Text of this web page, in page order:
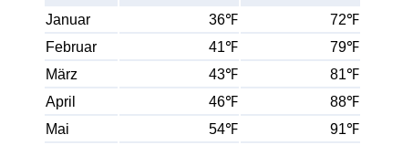
Januar 36℉
72℉
Februar
41℉
79℉
März
43℉
81℉
April
46℉
88℉
Mai
54℉
91℉